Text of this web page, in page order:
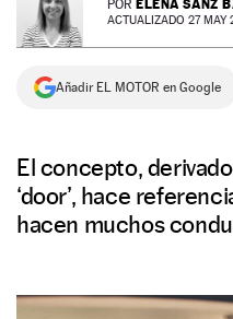
NEWSLETTER
SÍGUENOS
POR ELENA SANZ
ACTUALIZADO 27 MAY
Añadir EL MOTOR en Google
El concepto,
‘door’, hace
hacen muchos